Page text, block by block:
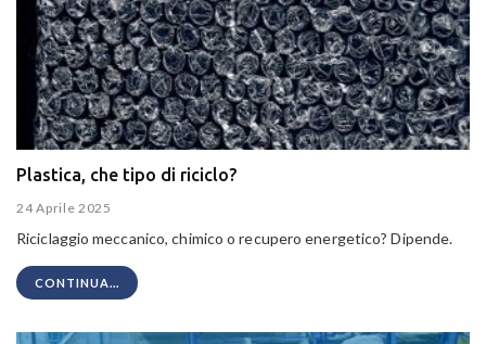
Plastica, che tipo di riciclo?
24 Aprile 2025
Riciclaggio meccanico, chimico o recupero energetico? Dipende.
CONTINUA...